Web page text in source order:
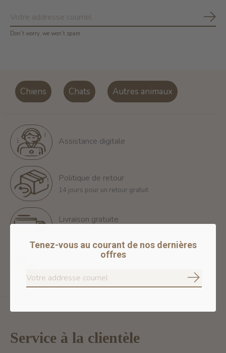
Don’t worry, we won’t spam
Chiens Chats Autres animaux
Assistance digitale
Politique de retour
14 jours pour un retour gratuit
Livraison gratuite
Paiements 100% sécurisés
Nous assurons des paiements sécurisés
Service à la clientèle
Tenez-vous au courant de nos dernières
offres